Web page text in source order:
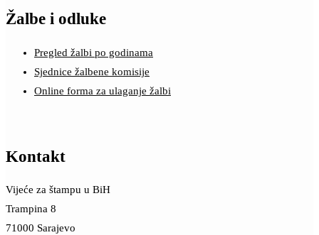
Žalbe i odluke
Pregled žalbi po godinama
Sjednice žalbene komisije
Online forma za ulaganje žalbi
Kontakt
Vijeće za štampu u BiH
Trampina 8
71000 Sarajevo